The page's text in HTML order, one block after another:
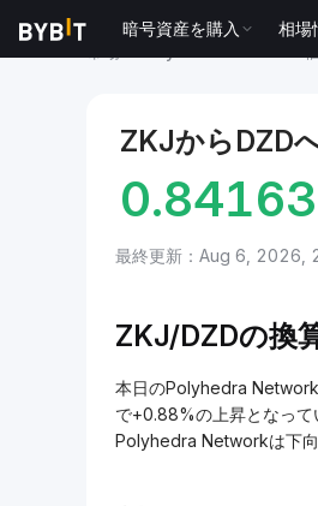
暗号資産を購入 相場
ZKJからDZD
最終更新：Aug 6, 2026,
ZKJ/DZDの換
本日のPolyhedra
で+0.88%の上昇となっ
Polyhedra Networkは下